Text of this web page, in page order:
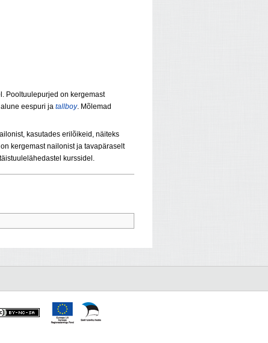
Pooltuulepurjed on kergemast
eespuri ja tallboy. Mõlemad
kasutades erilõikeid, näiteks
kergemast nailonist ja tavapäraselt
kurssidel.